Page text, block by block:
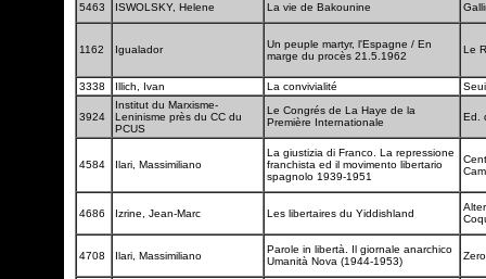
5463 ISWOLSKY, Helene La vie de Bakounine
1162 Igualador
Un peuple martyr, l'Espagne / En
marge du procès 21.5.1962
Le
3338 Illich, Ivan La convivialité
3924
Institut du Marxisme-
Leninisme près du CC du
PCUS
Le Congrés de La Haye de la
Première Internationale
Ed.
4584 Ilari, Massimiliano
La giustizia di Franco. La repressione
franchista ed il movimento libertario
spagnolo 1939-1951
4686 Izrine, Jean-Marc Les libertaires du Yiddishland
4708 Ilari, Massimiliano
Parole in libertà. Il giornale anarchico
Umanità Nova (1944-1953)